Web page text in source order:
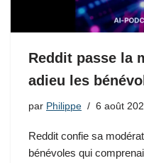
Reddit passe la
adieu les
par Philippe 6 août
Reddit confie sa
bénévoles qui